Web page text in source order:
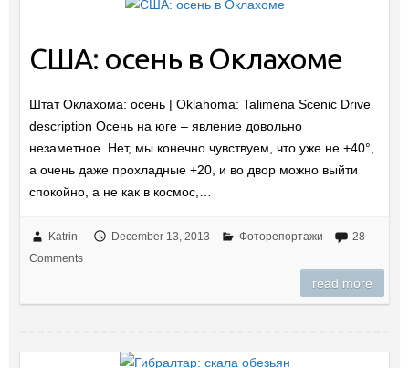
США: осень в Оклахоме
Штат Оклахома: осень | Oklahoma: Talimena Scenic Drive
description Осень на юге – явление довольно
незаметное. Нет, мы конечно чувствуем, что уже не +40°,
а очень даже прохладные +20, и во двор можно выйти
спокойно, а не как в космос,…
Katrin December 13, 2013 Фоторепортажи
28
Comments
read more